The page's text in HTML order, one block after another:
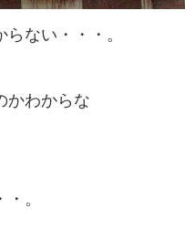
ない・・・。
かわからな
。